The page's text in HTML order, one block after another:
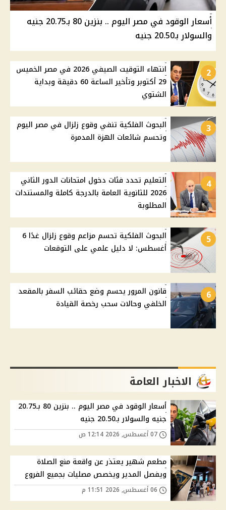
أسعار الوقود في مصر اليوم .. بنزين 80 بـ20.75 جنيه
والسولار بـ20.50 جنيه
2
انتهاء التوقيت الصيفي 2026 في مصر الخميس
29 أكتوبر وتأخير الساعة 60 دقيقة وبداية
الشتوي
3
البحوث الفلكية تنفي وقوع زلزال في مصر اليوم
وتحسم شائعات الهزة المدمرة
4
التعليم تحدد فئات دخول امتحانات الدور الثاني
2026 للثانوية العامة بالدرجة كاملة والمستندات
المطلوبة
5
البحوث الفلكية تحسم مزاعم وقوع زلزال غدًا 6
أغسطس: لا دليل علمي على التوقعات
6
قانون المرور يحسم وضع حقائب السفر بالمقعد
الخلفي وحالات سحب رخصة القيادة
الاخبار العامة
أسعار الوقود في مصر اليوم .. بنزين 80 بـ20.75
جنيه والسولار بـ20.50 جنيه
مطعم شهير يعتذر عن واقعة منع الصلاة
ويفصل المدير ويخصص مصليات بجميع الفروع